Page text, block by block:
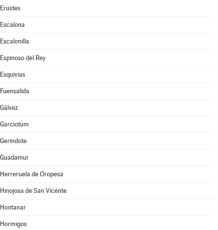
Erustes
Escalona
Escalonilla
Espinoso del Rey
Esquivias
Fuensalida
Gálvez
Garciotum
Gerindote
Guadamur
Herreruela de Oropesa
Hinojosa de San Vicente
Hontanar
Hormigos